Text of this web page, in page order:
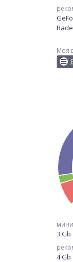
Моя
3 Gb
4 Gb